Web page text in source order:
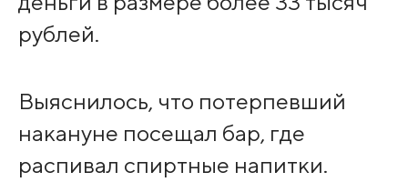
рублей.
Выяснилось, что потерпевший
накануне посещал бар, где
распивал спиртные напитки.